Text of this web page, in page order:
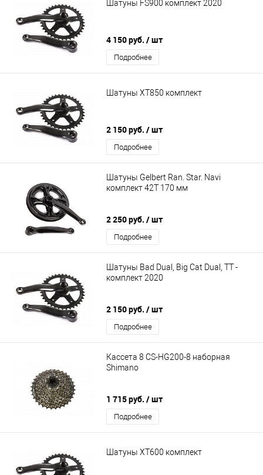
Шатуны FS900 комплект 2020
4 150 руб. / шт
Подробнее
Шатуны XT850 комплект
2 150 руб. / шт
Подробнее
Шатуны Gelbert Ran. Star. Navi
комплект 42T 170 мм
2 250 руб. / шт
Подробнее
Шатуны Bad Dual, Big Cat Dual, TT -
комплект 2020
2 150 руб. / шт
Подробнее
Кассета 8 CS-HG200-8 наборная
Shimano
1 715 руб. / шт
Подробнее
Шатуны XT600 комплект